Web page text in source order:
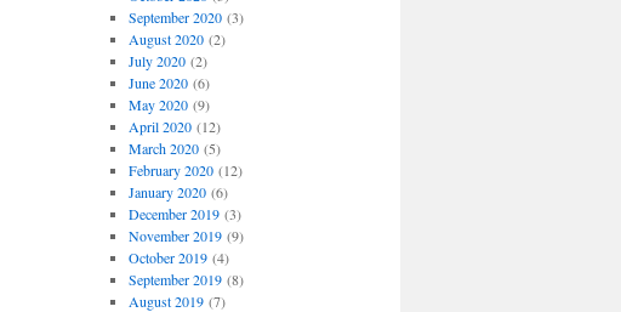
September 2020(3)
August 2020(2)
July 2020(2)
June 2020(6)
May 2020(9)
April 2020(12)
March 2020(5)
February 2020(12)
January 2020(6)
December 2019(3)
November 2019(9)
October 2019(4)
September 2019(8)
August 2019(7)